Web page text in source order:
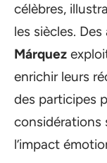
célèbres,
les siècles.
Márquez
enrichir leurs
des participes
considérations
l’impact